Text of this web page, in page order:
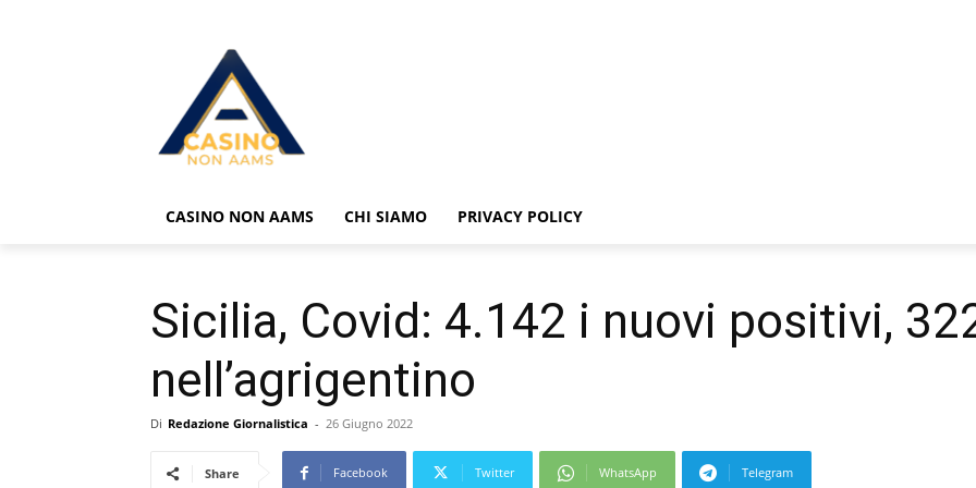
CASINO NON AAMS CHI SIAMO PRIVACY POLICY
Sicilia, Covid: 4.142 i nuovi positivi,
nell’agrigentino
Di Redazione Giornalistica - 26 Giugno 2022
Share Facebook Twitter WhatsApp Telegram